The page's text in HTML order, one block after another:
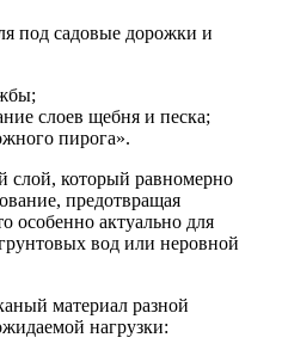
под садовые дорожки и
слоев щебня и песка;
пирога».
слой, который равномерно
предотвращая
особенно актуально для
вод или неровной
материал разной
нагрузки: